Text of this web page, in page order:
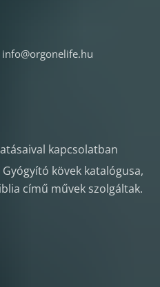
info@orgonelife.hu
kapcsolatban
kövek katalógusa,
című művek szolgáltak.